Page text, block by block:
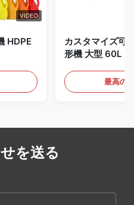
VIDEO
HDPE
カスタマイズ可
形機 大型 60L
最高の
を送る